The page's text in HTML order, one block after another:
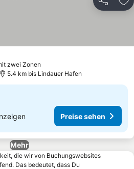
Teilen
zwei Zonen
5.4 km bis Lindauer Hafen
Preise sehen
Mehr
die wir von Buchungswebsites
Das bedeutet, dass Du